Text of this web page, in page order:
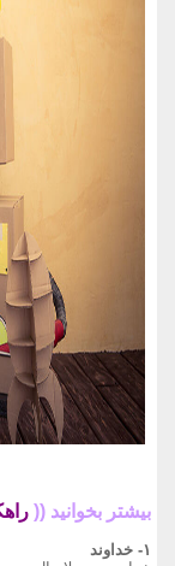
بیشتر بخوانید ((
۱- خداوند